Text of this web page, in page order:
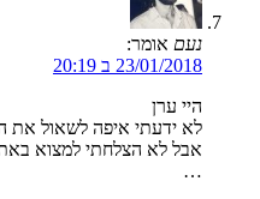
נעם אומר:
23/01/2018 ב 20:19
היי ערן
לא ידעתי איפה לשאול את
אבל לא הצלחתי למצוא
…